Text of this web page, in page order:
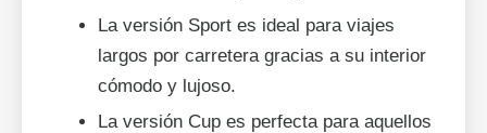
La versión Sport es ideal para viajes
largos por carretera gracias a su interior
cómodo y lujoso.
La versión Cup es perfecta para aquellos